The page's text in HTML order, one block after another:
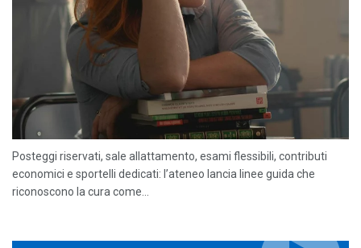
Posteggi riservati, sale allattamento, esami flessibili, contributi
economici e sportelli dedicati: l’ateneo lancia linee guida che
riconoscono la cura come...